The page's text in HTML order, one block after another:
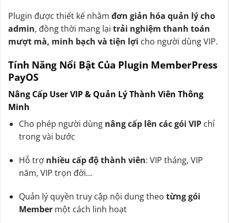
Plugin được thiết kế nhằm đơn giản hóa quản lý cho
admin, đồng thời mang lại trải nghiệm thanh toán
mượt mà, minh bạch và tiện lợi cho người dùng VIP.
Tính Năng Nổi Bật Của Plugin MemberPress
PayOS
Nâng Cấp User VIP & Quản Lý Thành Viên Thông
Minh
Cho phép người dùng nâng cấp lên các gói VIPchỉ
trong vài bước
Hỗ trợ nhiều cấp độ thành viên: VIP tháng, VIP
năm, VIP trọn đời…
Quản lý quyền truy cập nội dung theo từng gói
Membermột cách linh hoạt